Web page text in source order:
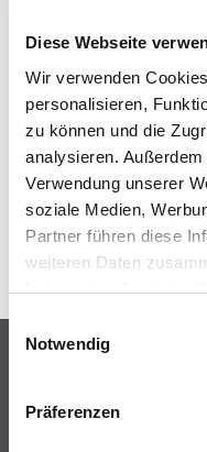
Diese Webseite
Wir verwenden
personalisieren,
zu können und die
analysieren.
Verwendung unserer
soziale Medien,
Partner führen diese
weiteren Daten
haben oder die sie im
Einwilligungsauswahl
Notwendig
Präferenzen
IST
Keine Sorge, wir
werden das Problem
Erkunden Sie in der
und
ZURÜCK
Online-Shop